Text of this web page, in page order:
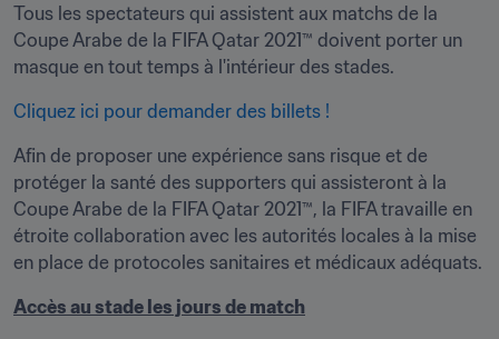
Tous les spectateurs qui assistent aux matchs de la
Coupe Arabe de la FIFA Qatar 2021™ doivent porter un
masque en tout temps à l'intérieur des stades.
Cliquez ici pour demander des billets !
Afin de proposer une expérience sans risque et de
protéger la santé des supporters qui assisteront à la
Coupe Arabe de la FIFA Qatar 2021™, la FIFA travaille en
étroite collaboration avec les autorités locales à la mise
Accès au stade les jours de match